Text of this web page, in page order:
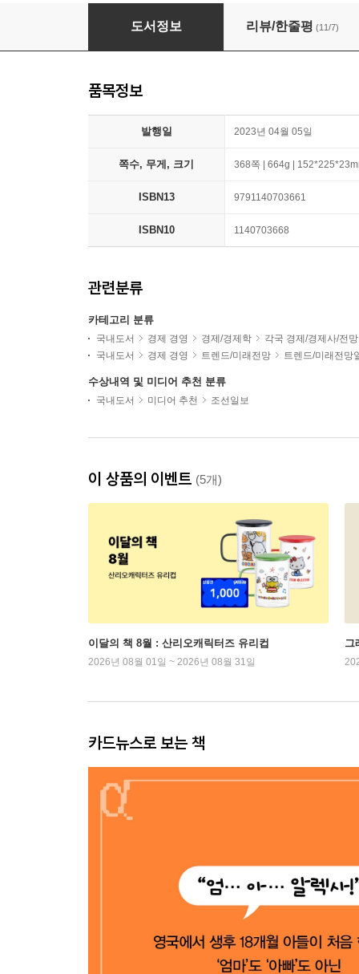
알파의 시대
도서정보 리뷰/한줄평 (11/7)
품목정보
발행일 2023년 04월 05일
쪽수, 무게, 크기 368쪽 | 664g |
ISBN13 9791140703661
ISBN10 1140703668
관련분류
카테고리 분류
국내도서 경제 경영 경제/경제학
각국 경제/경제사/전망
국내도서
경제 경영 트렌드/미래전망 트렌드/미래전망
수상내역 및 미디어 추천 분류
국내도서 미디어 추천 조선일보
이 상품의 이벤트 (5개)
이달의 책 8월 : 산리오캐릭터즈 유리컵
2026년 08월 01일 ~ 2026년 08월 31일
그
카드뉴스로 보는 책